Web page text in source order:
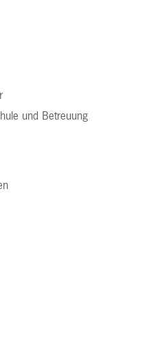
und Betreuung